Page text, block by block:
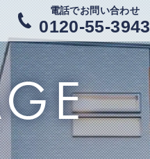
電話でお問い合わせ
0120-55-3943